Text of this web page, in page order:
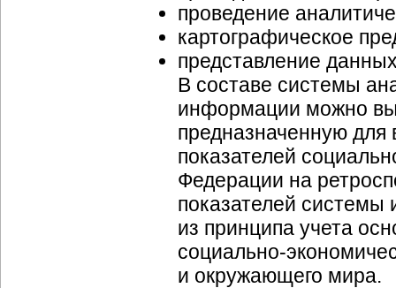
проведение
картографическое
представление
В составе системы
информации можно
предназначенную для
показателей
Федерации на
показателей системы
из принципа учета
социально-
и окружающего мира.